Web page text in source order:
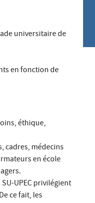
universitaire de
en fonction de
éthique,
cadres, médecins
en école
UPEC privilégient
ce fait, les